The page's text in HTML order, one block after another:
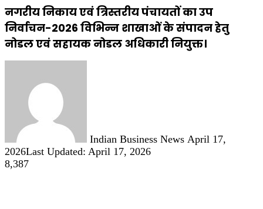
नगरीय निकाय एवं त्रिस्तरीय पंचायतों का उप
निर्वाचन-2026 विभिन्न शाखाओं के संपादन हेतु
नोडल एवं सहायक नोडल अधिकारी नियुक्त।
Indian Business News April 17,
2026Last Updated: April 17, 2026
8,387